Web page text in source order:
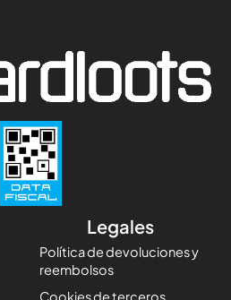
Legales
Política de devoluciones y
reembolsos